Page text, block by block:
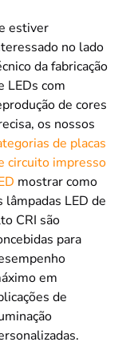
estiver
no lado
da fabricação
LEDs com
de cores
os nossos
de placas
circuito impresso
mostrar como
lâmpadas LED de
CRI são
para
em
de